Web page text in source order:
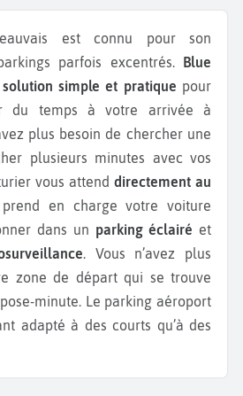
parfois excentrés.
Blue
solution simple et pratique pour
du temps à votre arrivée à
plus besoin de chercher une
plusieurs minutes avec vos
vous attend directement au
en charge votre voiture
dans un parking éclairé et
. Vous n’avez plus
zone de départ qui se trouve
minute. Le parking aéroport
adapté à des courts qu’à des